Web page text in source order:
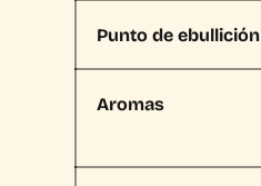
Punto de ebullición
Aromas